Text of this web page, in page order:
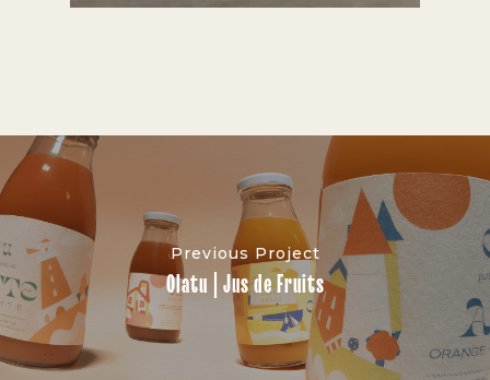
Previous Project
Olatu | Jus de Fruits